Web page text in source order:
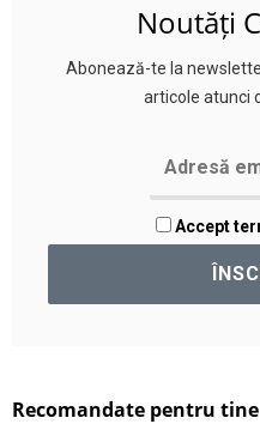
Noutăți
Abonează-te la
articole atunci
Accept
Recomandate pentru tine